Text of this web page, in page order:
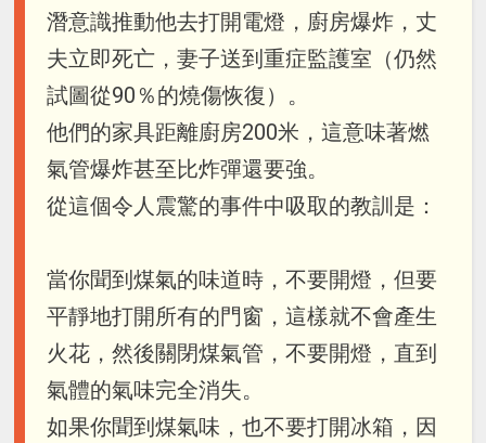
潛意識推動他去打開電燈，廚房爆炸，丈
夫立即死亡，妻子送到重症監護室（仍然
試圖從90％的燒傷恢復）。
他們的家具距離廚房200米，這意味著燃
氣管爆炸甚至比炸彈還要強。
從這個令人震驚的事件中吸取的教訓是：
當你聞到煤氣的味道時，不要開燈，但要
平靜地打開所有的門窗，這樣就不會產生
火花，然後關閉煤氣管，不要開燈，直到
氣體的氣味完全消失。
如果你聞到煤氣味，也不要打開冰箱，因